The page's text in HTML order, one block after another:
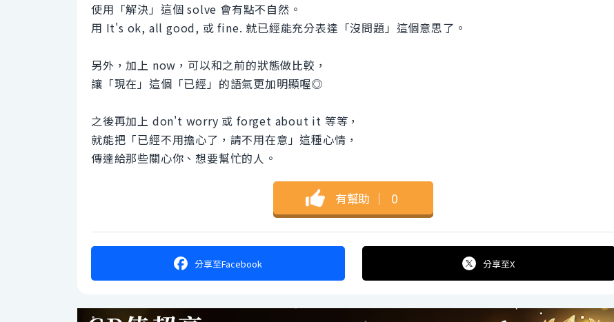
使用「解決」這個 solve 會有點不自然。
用 It's ok, all good, 或 fine. 就已經能充分表達「沒問題」這個意思了。
另外，加上 now，可以和之前的狀態做比較，
讓「現在」這個「已經」的語氣更加明顯喔◎
之後再加上 don't worry 或 forget about it 等等，
就能把「已經不用擔心了，請不用在意」這種心情，
傳達給那些關心你、想要幫忙的人。
有幫助 ｜ 0
分享至Facebook 分享至X